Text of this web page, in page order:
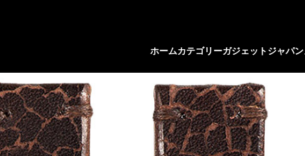
ホームカテゴリーガジェットジャパン